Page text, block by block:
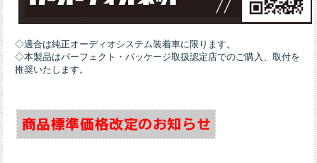
◇適合は純正オーディオシステム装着車に限ります。
◇本製品はパーフェクト・パッケージ取扱認定店でのご購入、取付を
推奨いたします。